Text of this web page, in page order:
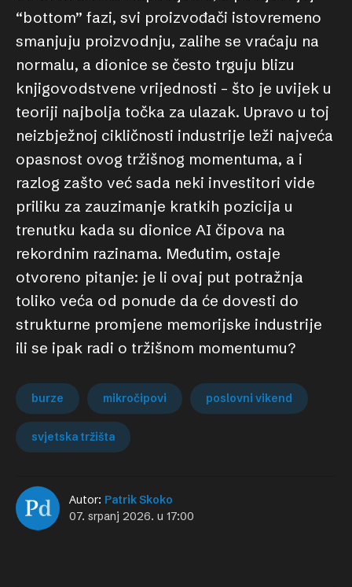
“bottom” fazi, svi proizvođači istovremeno
smanjuju proizvodnju, zalihe se vraćaju na
normalu, a dionice se često trguju blizu
knjigovodstvene vrijednosti – što je uvijek u
teoriji najbolja točka za ulazak. Upravo u toj
neizbježnoj cikličnosti industrije leži najveća
opasnost ovog tržišnog momentuma, a i
razlog zašto već sada neki investitori vide
priliku za zauzimanje kratkih pozicija u
trenutku kada su dionice AI čipova na
rekordnim razinama. Međutim, ostaje
otvoreno pitanje: je li ovaj put potražnja
toliko veća od ponude da će dovesti do
strukturne promjene memorijske industrije
ili se ipak radi o tržišnom momentumu?
burze mikročipovi poslovni vikend
svjetska tržišta
Autor: Patrik Skoko
07. srpanj 2026. u 17:00